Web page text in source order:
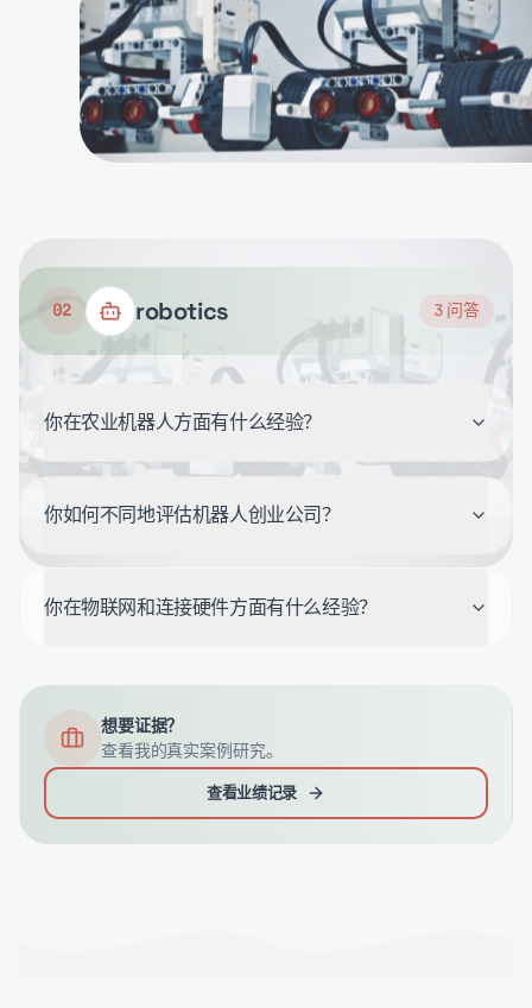
02 robotics 3 问答
你在农业机器人方面有什么经验？
你如何不同地评估机器人创业公司？
你在物联网和连接硬件方面有什么经验？
想要证据？
查看我的真实案例研究。
查看业绩记录